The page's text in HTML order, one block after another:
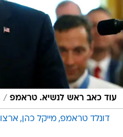
עוד כאב ראש לנשיא. טראמפ /
דונלד טראמפ מייקל כהן